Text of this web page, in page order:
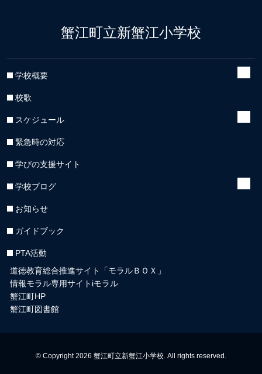
蟹江町立新蟹江小学校
学校概要
校歌
スケジュール
緊急時の対応
学びの支援サイト
学校ブログ
お知らせ
ガイドブック
PTA活動
道徳教育総合推進サイト「モラルＢＯＸ」
情報モラル専用サイトiモラル
蟹江町HP
蟹江町図書館
© Copyright 2026 蟹江町立新蟹江小学校. All rights reserved.